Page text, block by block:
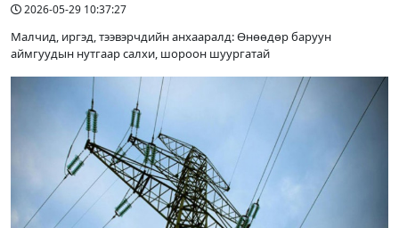
2026-05-29 10:37:27
Малчид, иргэд, тээвэрчдийн анхааралд: Өнөөдөр баруун
аймгуудын нутгаар салхи, шороон шуургатай